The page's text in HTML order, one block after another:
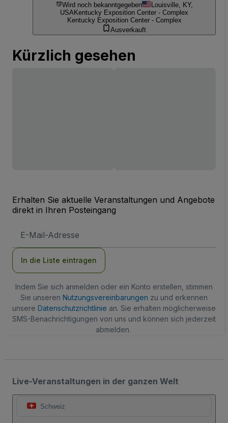
Wird noch bekanntgegeben
Louisville, KY,
USA Kentucky Exposition Center - Complex
Kentucky Exposition Center - Complex
Ausverkauft
Kürzlich gesehen
Erhalten Sie aktuelle Veranstaltungen und Angebote
direkt in Ihren Posteingang
Mail-
In die Liste eintragen
Indem Sie sich anmelden oder ein Konto erstellen, stimmen
Sie unseren Nutzungsvereinbarungen zu und erkennen
unsere Datenschutzrichtlinie an. Sie erhalten möglicherweise
SMS-Benachrichtigungen von uns und können sich jederzeit
abmelden.
Live-Veranstaltungen in der ganzen Welt
Schweiz